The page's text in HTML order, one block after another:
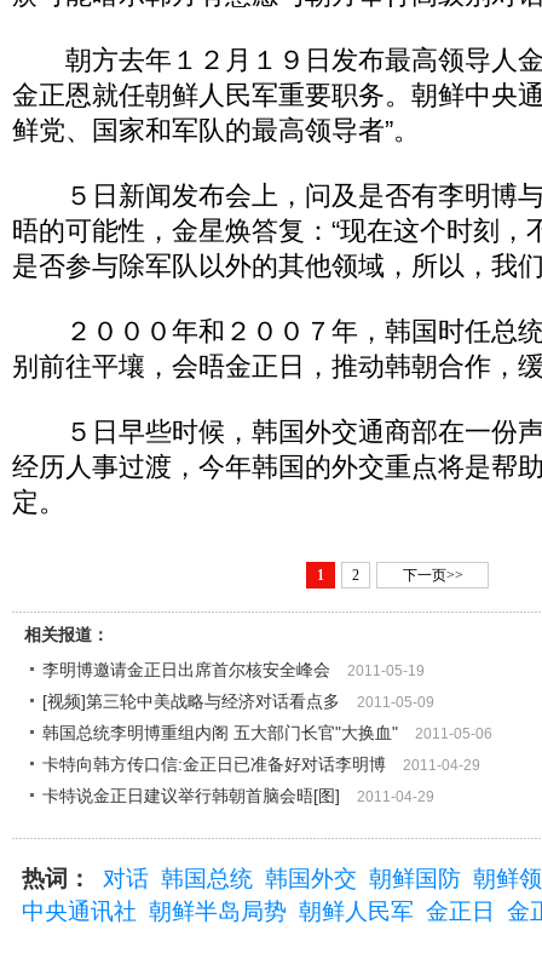
朝方去年１２月１９日发布最高领导人
金正恩就任朝鲜人民军重要职务。朝鲜中央
鲜党、国家和军队的最高领导者”。
５日新闻发布会上，问及是否有李明博
晤的可能性，金星焕答复：“现在这个时刻，
是否参与除军队以外的其他领域，所以，我
２０００年和２００７年，韩国时任总
别前往平壤，会晤金正日，推动韩朝合作，
５日早些时候，韩国外交通商部在一份
经历人事过渡，今年韩国的外交重点将是帮
定。
1 2 下一页>>
相关报道：
李明博邀请金正日出席首尔核安全峰会
2011-05-19
[视频]第三轮中美战略与经济对话看点多 2011-05-09
韩国总统李明博重组内阁 五大部门长官"大换血" 2011-05-06
卡特向韩方传口信:金正日已准备好对话李明博 2011-04-29
卡特说金正日建议举行韩朝首脑会晤[图] 2011-04-29
热词： 对话 韩国总统 韩国外交 朝鲜国防 朝鲜
中央通讯社 朝鲜半岛局势 朝鲜人民军 金正日 金